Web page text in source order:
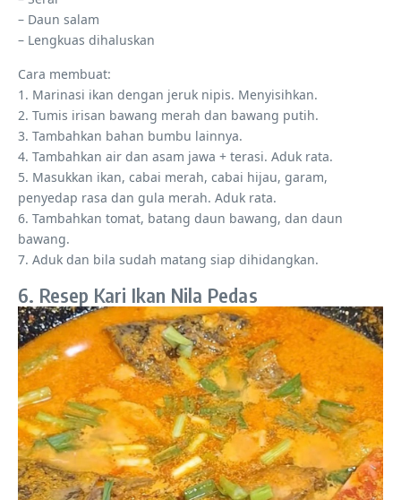
– Daun salam
– Lengkuas dihaluskan
Cara membuat:
1. Marinasi ikan dengan jeruk nipis. Menyisihkan.
2. Tumis irisan bawang merah dan bawang putih.
3. Tambahkan bahan bumbu lainnya.
4. Tambahkan air dan asam jawa + terasi. Aduk rata.
5. Masukkan ikan, cabai merah, cabai hijau, garam,
penyedap rasa dan gula merah. Aduk rata.
6. Tambahkan tomat, batang daun bawang, dan daun
bawang.
7. Aduk dan bila sudah matang siap dihidangkan.
6. Resep Kari Ikan Nila Pedas